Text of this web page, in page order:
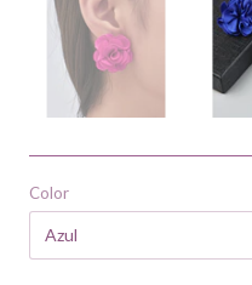
Color